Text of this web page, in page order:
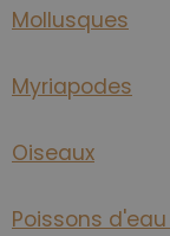
Mollusques
Myriapodes
Oiseaux
Poissons